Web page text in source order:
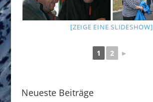
[ZEIGE EINE SLIDESHOW]
1 2 ►
Neueste Beiträge